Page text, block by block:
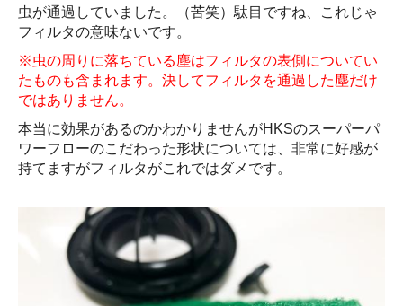
虫が通過していました。（苦笑）駄目ですね、これじゃ
フィルタの意味ないです。
※虫の周りに落ちている塵はフィルタの表側についてい
たものも含まれます。決してフィルタを通過した塵だけ
ではありません。
本当に効果があるのかわかりませんがHKSのスーパーパ
ワーフローのこだわった形状については、非常に好感が
持てますがフィルタがこれではダメです。